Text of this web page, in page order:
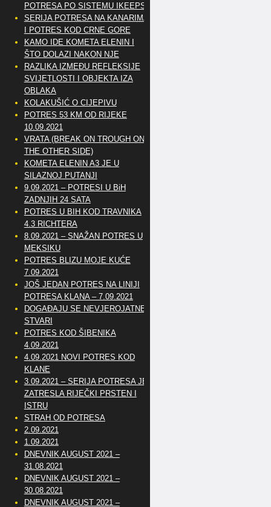
POTRESA PO SISTEMU IKEEPS
SERIJA POTRESA NA KANARIMA
I POTRES KOD CRNE GORE
KAMO IDE KOMETA ELENIN I
ŠTO DOLAZI NAKON NJE
RAZLIKA IZMEĐU REFLEKSIJE
SVIJETLOSTI I OBJEKTA IZA
OBLAKA
KOLAKUŠIĆ O CIJEPIVU
POTRES 53 KM OD RIJEKE
10.09.2021
VRATA (BREAK ON TROUGH ON
THE OTHER SIDE)
KOMETA ELENIN A3 JE U
SILAZNOJ PUTANJI
9.09.2021 – POTRESI U BiH
ZADNJIH 24 SATA
POTRES U BIH KOD TRAVNIKA
4.3 RICHTERA
8.09.2021 – SNAŽAN POTRES U
MEKSIKU
POTRES BLIZU MOJE KUĆE
7.09.2021
JOŠ JEDAN POTRES NA LINIJI
POTRESA KLANA – 7.09.2021
DOGAĐAJU SE NEVJEROJATNE
STVARI
POTRES KOD ŠIBENIKA
4.09.2021
4.09.2021 NOVI POTRES KOD
KLANE
3.09.2021 – SERIJA POTRESA JE
ZATRESLA RIJEČKI PRSTEN I
ISTRU
STRAH OD POTRESA
2.09.2021
1.09.2021
DNEVNIK AUGUST 2021 –
31.08.2021
DNEVNIK AUGUST 2021 –
30.08.2021
DNEVNIK AUGUST 2021 –